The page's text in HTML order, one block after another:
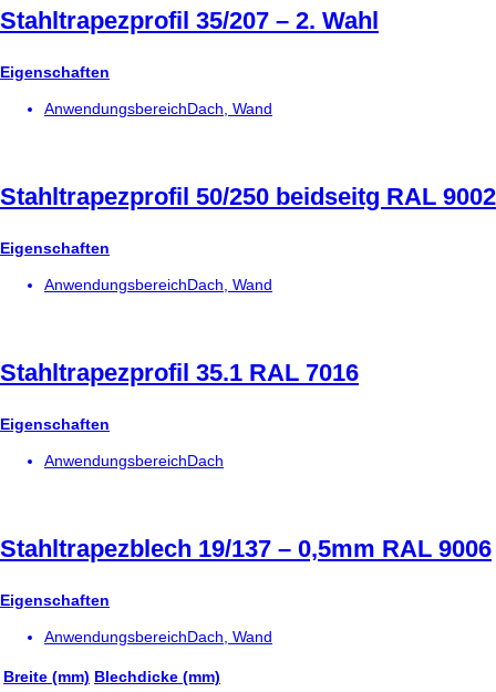
Stahltrapezprofil 35/207 – 2. Wahl
Eigenschaften
AnwendungsbereichDach, Wand
Stahltrapezprofil 50/250 beidseitg RAL 9002
Eigenschaften
AnwendungsbereichDach, Wand
Stahltrapezprofil 35.1 RAL 7016
Eigenschaften
AnwendungsbereichDach
Stahltrapezblech 19/137 – 0,5mm RAL 9006
Eigenschaften
AnwendungsbereichDach, Wand
Breite (mm) Blechdicke (mm)